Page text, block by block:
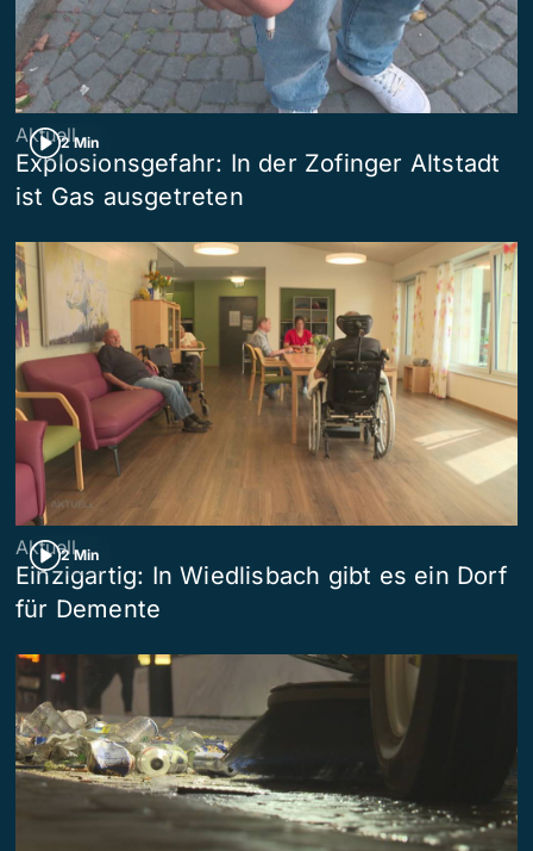
2 Min
Aktuell
Explosionsgefahr: In der Zofinger Altstadt
ist Gas ausgetreten
2 Min
Aktuell
Einzigartig: In Wiedlisbach gibt es ein Dorf
für Demente